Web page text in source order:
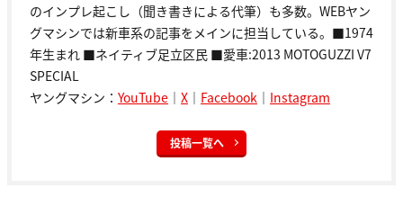
のインプレ起こし（聞き書きによる代筆）も多数。WEBヤン
グマシンでは新車系の記事をメインに担当している。■1974
年生まれ ■ネイティブ足立区民 ■愛車:2013 MOTOGUZZI V7
SPECIAL
ヤングマシン： YouTube ｜ X ｜ Facebook ｜ Instagram
投稿一覧へ